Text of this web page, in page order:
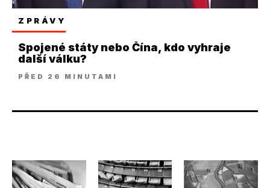
ZPRÁVY
Spojené státy nebo Čína, kdo vyhraje
další válku?
PŘED 26 MINUTAMI